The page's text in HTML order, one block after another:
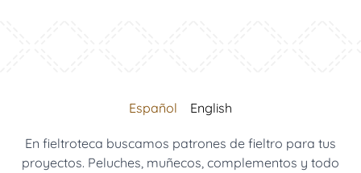
Español English
En fieltroteca buscamos patrones de fieltro para tus
proyectos. Peluches, muñecos, complementos y todo